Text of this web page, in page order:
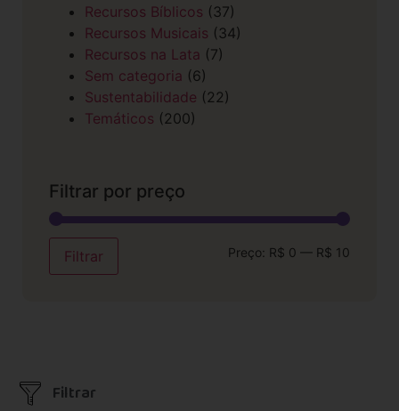
Recursos Bíblicos (37)
Recursos Musicais (34)
Recursos na Lata (7)
Sem categoria (6)
Sustentabilidade (22)
Temáticos (200)
Filtrar por preço
Filtrar Preço: R$ 0 — R$ 10
Filtrar